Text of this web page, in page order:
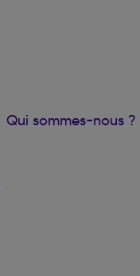
Qui sommes-nous ?